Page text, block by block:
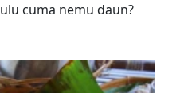
cuma nemu daun?